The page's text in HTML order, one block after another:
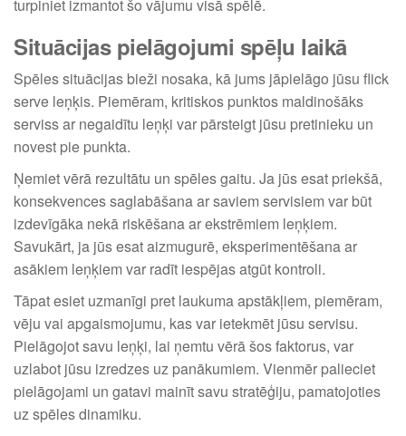
turpiniet izmantot šo vājumu visā spēlē.
Situācijas pielāgojumi spēļu laikā
Spēles situācijas bieži nosaka, kā jums jāpielāgo jūsu flick
serve leņķis. Piemēram, kritiskos punktos maldinošāks
serviss ar negaidītu leņķi var pārsteigt jūsu pretinieku un
novest pie punkta.
Ņemiet vērā rezultātu un spēles gaitu. Ja jūs esat priekšā,
konsekvences saglabāšana ar saviem servisiem var būt
izdevīgāka nekā riskēšana ar ekstrēmiem leņķiem.
Savukārt, ja jūs esat aizmugurē, eksperimentēšana ar
asākiem leņķiem var radīt iespējas atgūt kontroli.
Tāpat esiet uzmanīgi pret laukuma apstākļiem, piemēram,
vēju vai apgaismojumu, kas var ietekmēt jūsu servisu.
Pielāgojot savu leņķi, lai ņemtu vērā šos faktorus, var
uzlabot jūsu izredzes uz panākumiem. Vienmēr palieciet
pielāgojami un gatavi mainīt savu stratēģiju, pamatojoties
uz spēles dinamiku.